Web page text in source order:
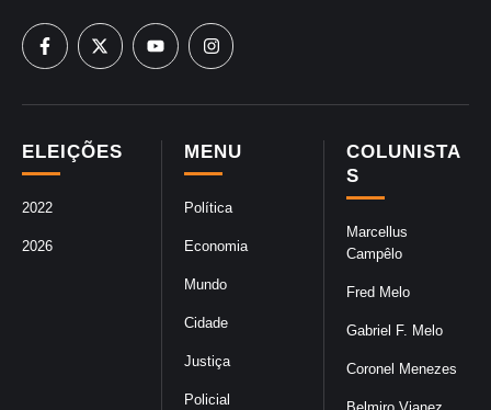
COLUNISTA
S
Marcellus
Campêlo
Fred Melo
Gabriel F. Melo
Coronel Menezes
MENU
Política
Economia
Mundo
Cidade
Justiça
Policial
ELEIÇÕES
2022
2026